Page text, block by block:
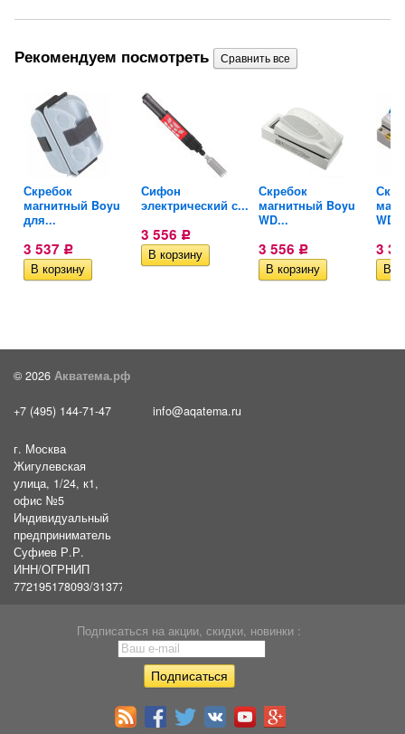
Рекомендуем посмотреть
Скребок
магнитный Boyu
для...
3 537 Р
Сифон
электрический с...
3 556 Р
Скребок
магнитный Boyu
WD...
3 556 Р
WD...
3
© 2026 Акватема.рф
+7 (495) 144-71-47 info@aqatema.ru
г. Москва
Жигулевская
улица, 1/24, к1,
офис №5
Индивидуальный
предприниматель
Суфиев Р.Р.
ИНН/ОГРНИП
772195178093/31377461610054
Подписаться на акции, скидки, новинки :